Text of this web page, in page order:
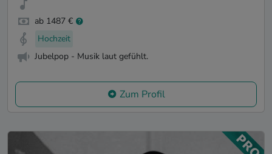
ab 1487 €
Hochzeit
Jubelpop - Musik laut gefühlt.
Zum Profil